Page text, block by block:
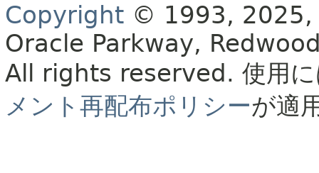
Copyright © 1993, 2025,
Oracle Parkway,
All rights reserved. 使用
メント再配布ポリシーが適